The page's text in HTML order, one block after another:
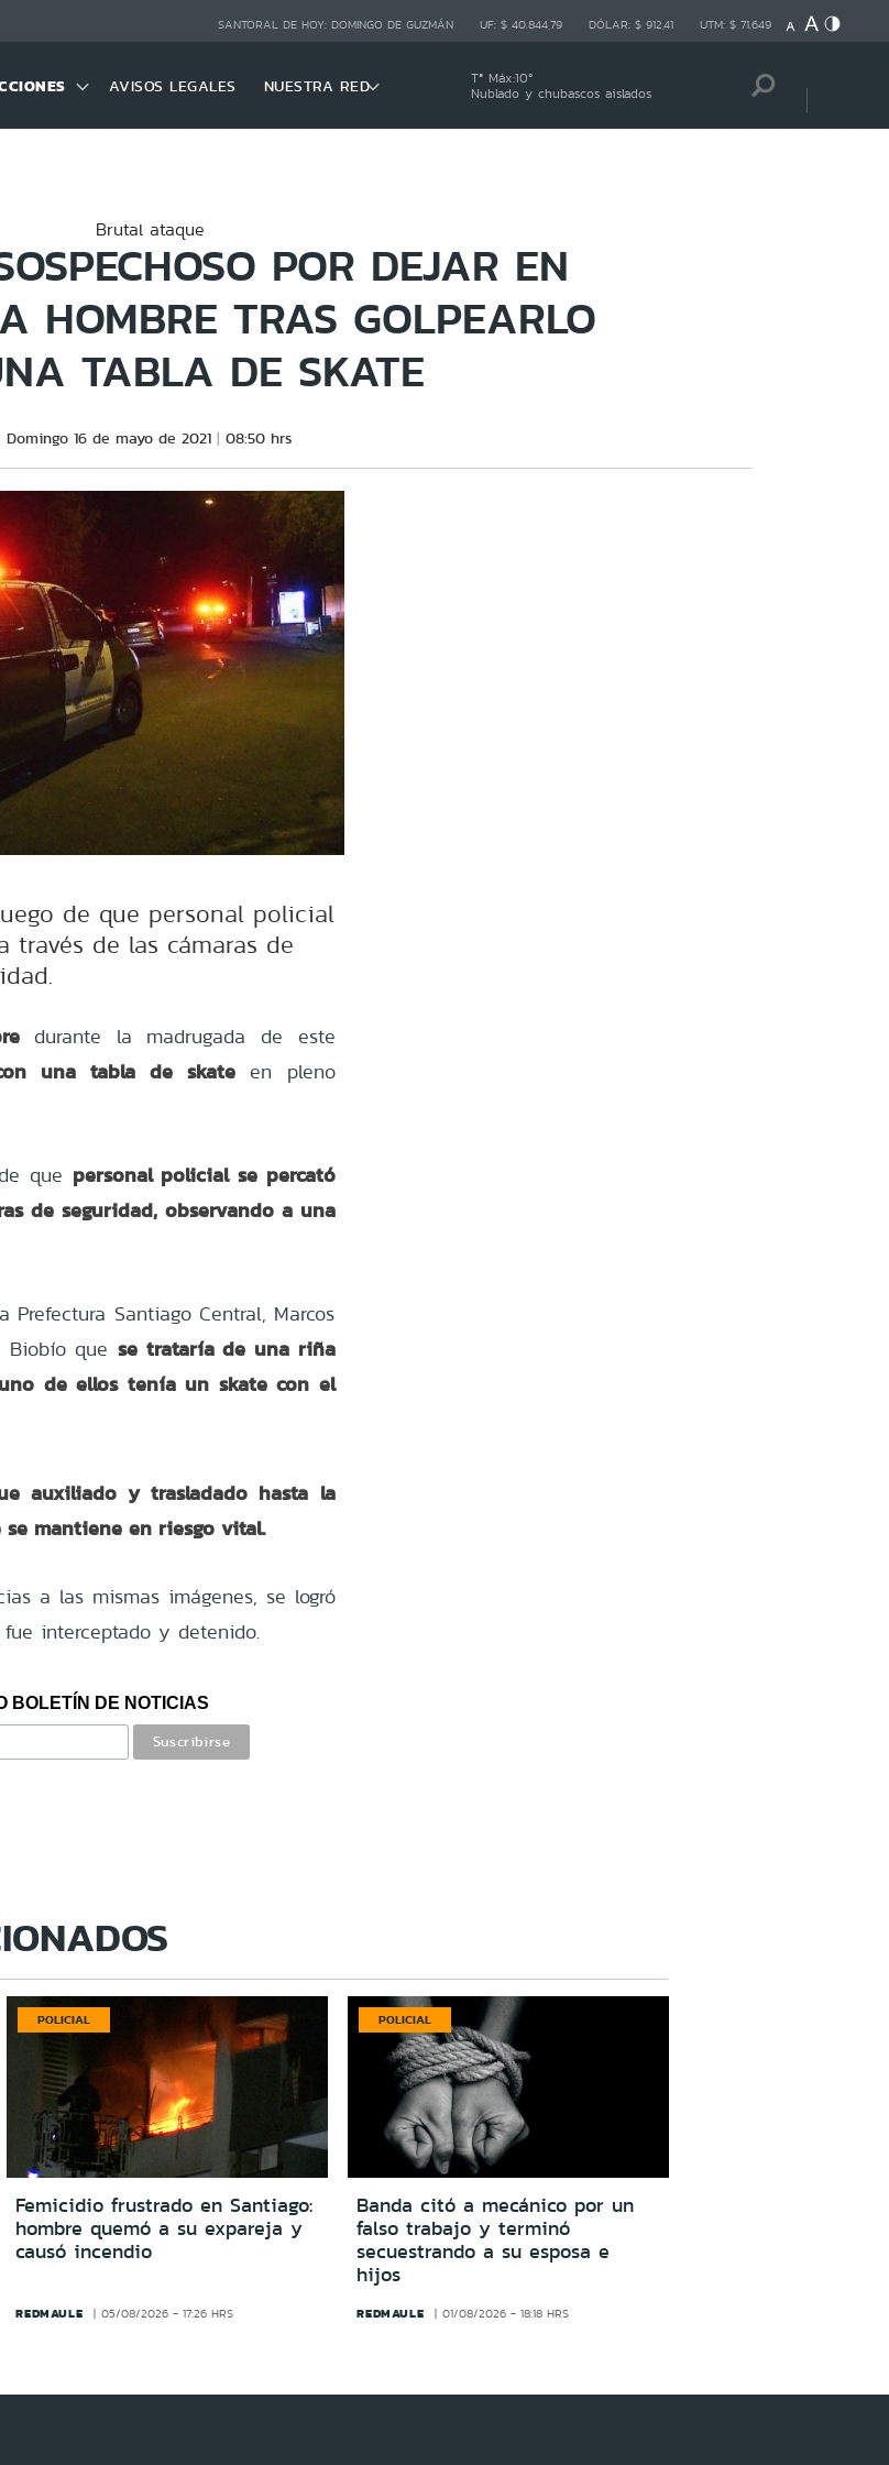
SANTORAL DE HOY: DOMINGO DE GUZMÁN UF: $ 40.844,79 DÓLAR: $ 912,41 UTM: $ 71.649
AVISOS LEGALES NUESTRA RED Tª Máx:10º
Nublado y chubascos aislados
Brutal ataque
POR DEJAR EN
HOMBRE TRAS GOLPEARLO
TABLA DE SKATE
Domingo 16 de mayo de 2021 08:50 hrs
de que personal policial
través de las cámaras de
durante la madrugada de este
una tabla de skate en pleno
que personal policial se percató
de seguridad, observando a una
Santiago Central, Marcos
Biobío quese trataría de una riña
de ellos tenía un skate con el
auxiliado y trasladado hasta la
mantiene en riesgo vital.
a las mismas imágenes, se logró
interceptado y detenido.
BOLETÍN DE NOTICIAS
POLICIAL
Femicidio frustrado en Santiago:
hombre quemó a su expareja y
causó incendio
REDMAULE 05/08/2026 - 17:26 HRS
POLICIAL
Banda citó a mecánico por un
falso trabajo y terminó
secuestrando a su esposa e
hijos
REDMAULE 01/08/2026 - 18:18 HRS